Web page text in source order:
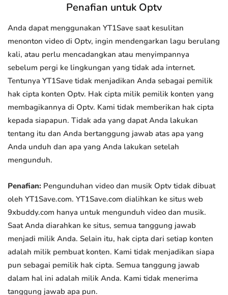
Penafian untuk Optv
Anda dapat menggunakan YT1Save saat kesulitan
menonton video di Optv, ingin mendengarkan lagu berulang
kali, atau perlu mencadangkan atau menyimpannya
sebelum pergi ke lingkungan yang tidak ada internet.
Tentunya YT1Save tidak menjadikan Anda sebagai pemilik
hak cipta konten Optv. Hak cipta milik pemilik konten yang
membagikannya di Optv. Kami tidak memberikan hak cipta
kepada siapapun. Tidak ada yang dapat Anda lakukan
tentang itu dan Anda bertanggung jawab atas apa yang
Anda unduh dan apa yang Anda lakukan setelah
mengunduh.
Penafian: Pengunduhan video dan musik Optv tidak dibuat
oleh YT1Save.com. YT1Save.com dialihkan ke situs web
9xbuddy.com hanya untuk mengunduh video dan musik.
Saat Anda diarahkan ke situs, semua tanggung jawab
menjadi milik Anda. Selain itu, hak cipta dari setiap konten
adalah milik pembuat konten. Kami tidak menjadikan siapa
pun sebagai pemilik hak cipta. Semua tanggung jawab
dalam hal ini adalah milik Anda. Kami tidak menerima
tanggung jawab apa pun.